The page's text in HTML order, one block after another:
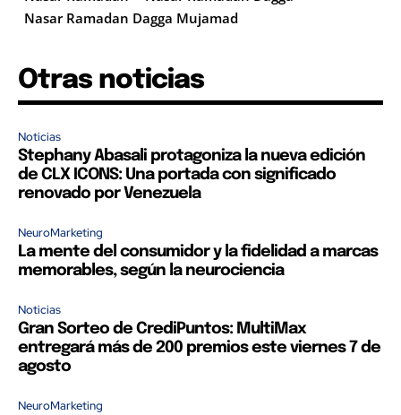
Nasar Ramadan Dagga Mujamad
Otras noticias
Noticias
Stephany Abasali protagoniza la nueva edición
de CLX ICONS: Una portada con significado
renovado por Venezuela
NeuroMarketing
La mente del consumidor y la fidelidad a marcas
memorables, según la neurociencia
Noticias
Gran Sorteo de CrediPuntos: MultiMax
entregará más de 200 premios este viernes 7 de
agosto
NeuroMarketing